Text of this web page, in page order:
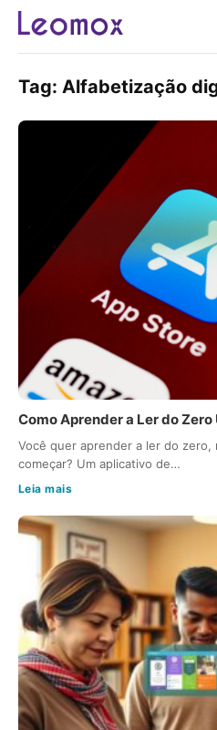
Tag: Alfabetização
Como Aprender a Ler do
Você quer aprender a ler do zero,
começar? Um aplicativo de…
Leia mais